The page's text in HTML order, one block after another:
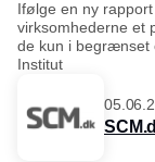
Ifølge en ny
virksomhederne et
de kun i begrænset
Institut